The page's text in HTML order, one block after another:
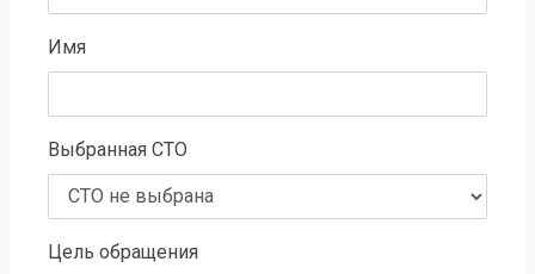
Имя
Выбранная СТО
Цель обращения